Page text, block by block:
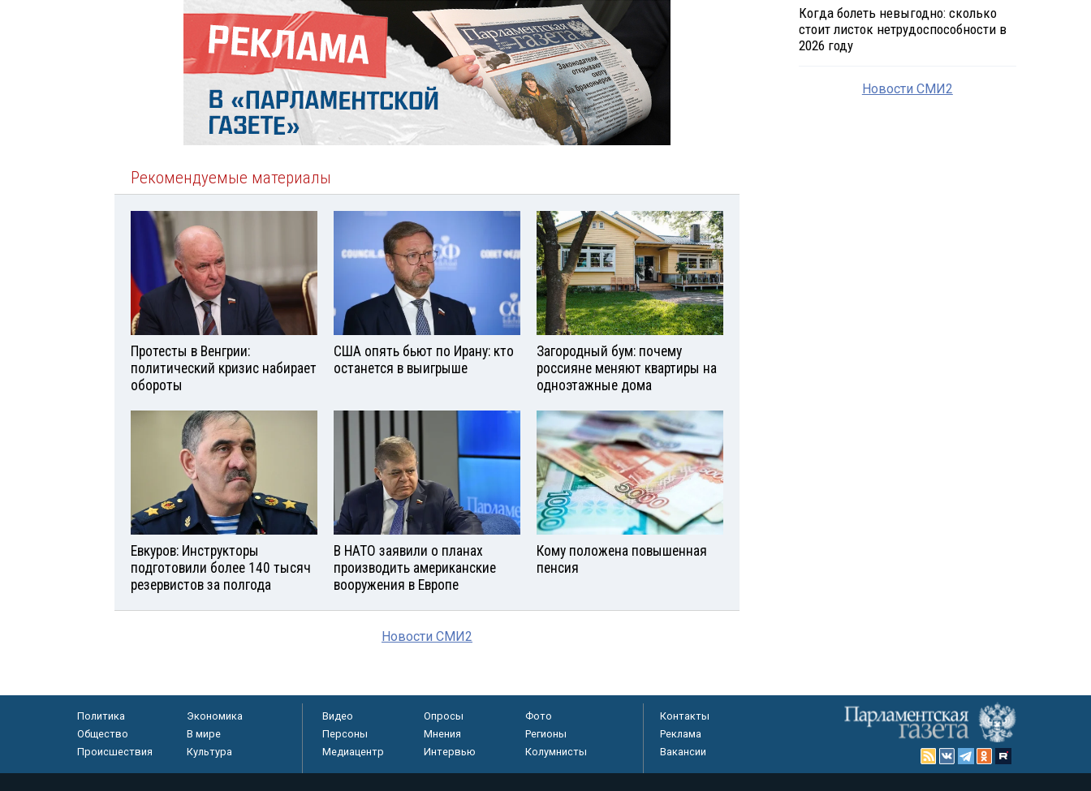
Рекомендуемые материалы
Протесты в Венгрии:
политический кризис набирает
обороты
США опять бьют по Ирану: кто
останется в выигрыше
Загородный бум: почему
россияне меняют квартиры на
одноэтажные дома
Евкуров: Инструкторы
подготовили более 140 тысяч
резервистов за полгода
В НАТО заявили о планах
производить американские
вооружения в Европе
Кому положена повышенная
пенсия
Новости СМИ2
Когда болеть невыгодно: сколько
стоит листок нетрудоспособности в
2026 году
Новости СМИ2
Политика
Экономика
Общество
В мире
Происшествия
Культура
Видео Опросы
Фото
Персоны
Мнения
Регионы
Медиацентр
Интервью Колумнисты
Контакты
Реклама
Вакансии